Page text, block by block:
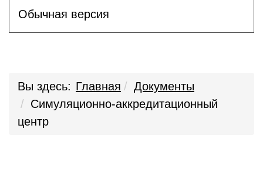
Обычная версия
Вы здесь: Главная
Документы
Симуляционно-аккредитационный
центр